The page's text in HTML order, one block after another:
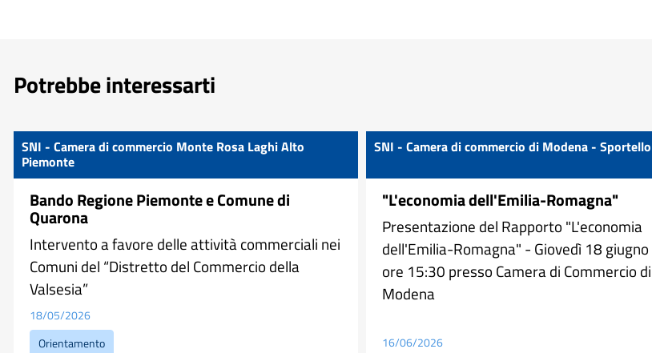
Potrebbe interessarti
SNI - Camera di commercio Monte Rosa Laghi Alto
Piemonte
Bando Regione Piemonte e Comune di
Quarona
Intervento a favore delle attività commerciali nei
Comuni del “Distretto del Commercio della
Valsesia”
18/05/2026
Orientamento
SNI - Camera di commercio di Modena -
"L'economia dell'Emilia-Romagna"
Presentazione del Rapporto "L'economia
dell'Emilia-Romagna" - Giovedì 18
ore 15:30 presso Camera di Commercio di
Modena
16/06/2026